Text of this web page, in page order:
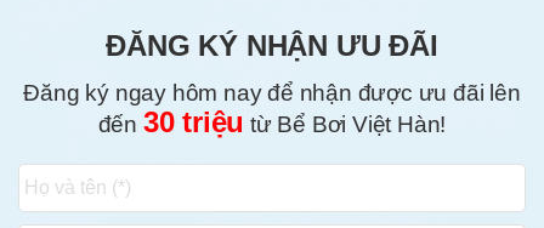
ĐĂNG KÝ NHẬN ƯU ĐÃI
Đăng ký ngay hôm nay để nhận được ưu đãi lên
đến 30 triệu từ Bể Bơi Việt Hàn!